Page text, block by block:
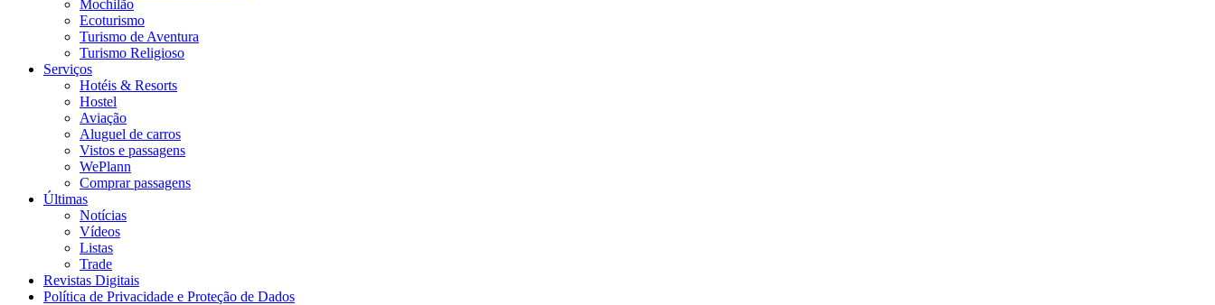
Mochilão
Ecoturismo
Turismo de Aventura
Turismo Religioso
Serviços
Hotéis & Resorts
Hostel
Aviação
Aluguel de carros
Vistos e passagens
WePlann
Comprar passagens
Últimas
Notícias
Vídeos
Listas
Trade
Revistas Digitais
Política de Privacidade e Proteção de Dados